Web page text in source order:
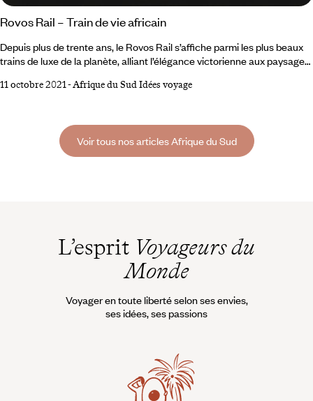
Rovos Rail – Train de vie africain
Depuis plus de trente ans, le Rovos Rail s’affiche parmi les plus beaux
trains de luxe de la planète, alliant l’élégance victorienne aux paysages
Back Été 2019. Sur les bords de l’Atlantique, la ville portuaire de Lobito
jours, entrepris à Dar es Salaam, capitale de la Tanzanie posée sur
l’océan Indien.
11 octobre 2021-Afrique du Sud Idées voyage
Voir tous nos articles Afrique du Sud
L’esprit Voyageurs du
Monde
Voyager en toute liberté selon ses envies,
ses idées, ses passions